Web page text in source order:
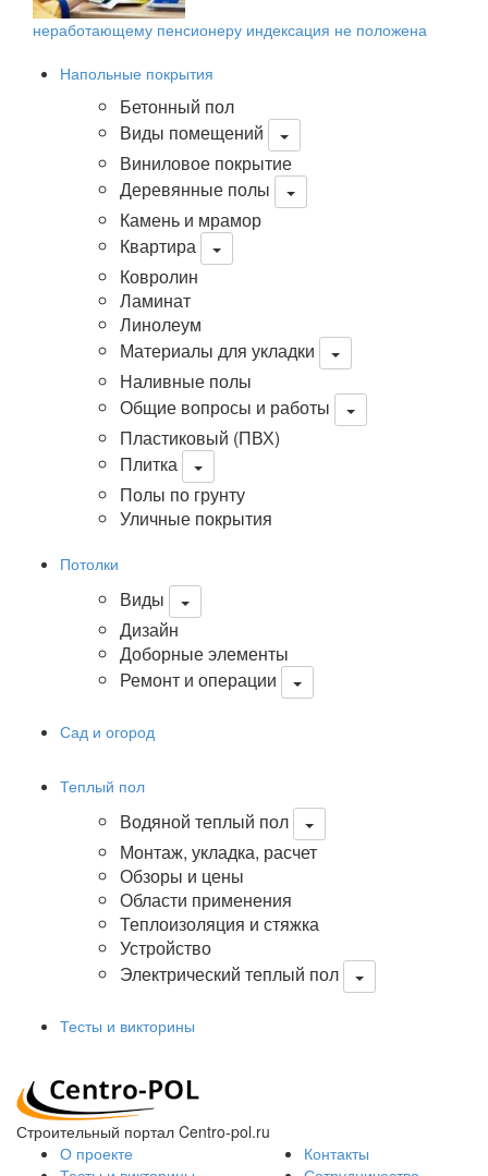
неработающему пенсионеру индексация не положена
Напольные покрытия
Бетонный пол
Виды помещений
Виниловое покрытие
Деревянные полы
Камень и мрамор
Квартира
Ковролин
Ламинат
Линолеум
Материалы для укладки
Наливные полы
Общие вопросы и работы
Пластиковый (ПВХ)
Плитка
Полы по грунту
Уличные покрытия
Потолки
Виды
Дизайн
Доборные элементы
Ремонт и операции
Сад и огород
Теплый пол
Водяной теплый пол
Монтаж, укладка, расчет
Обзоры и цены
Области применения
Теплоизоляция и стяжка
Устройство
Электрический теплый пол
Тесты и викторины
Строительный портал Centro-pol.ru
О проекте
Контакты